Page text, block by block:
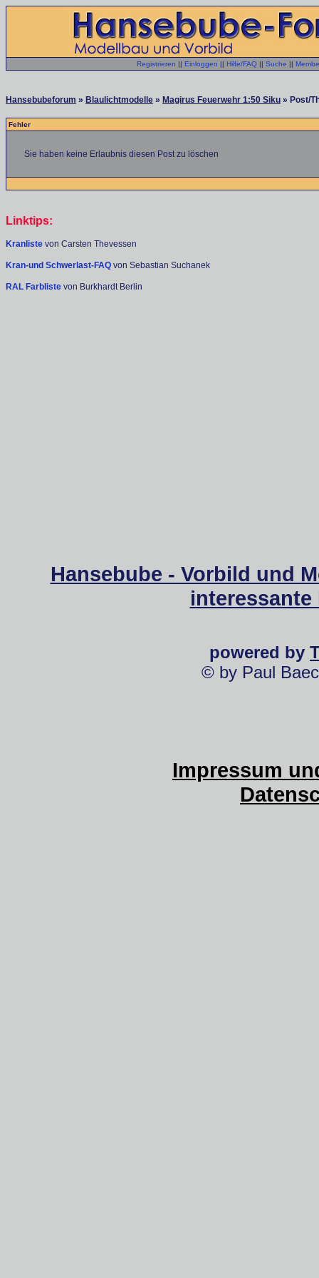
Registrieren || Einloggen || Hilfe/FAQ || Suche ||
Hansebubeforum » Blaulichtmodelle » Magirus Feuerwehr 1:50 Siku » Post/
Fehler
Sie haben keine Erlaubnis diesen Post zu löschen
Linktips:
Kranliste von Carsten Thevessen
Kran-und Schwerlast-FAQ von Sebastian Suchanek
RAL Farbliste von Burkhardt Berlin
Hansebube - Vorbild und
powered by
© by Paul
Impressum